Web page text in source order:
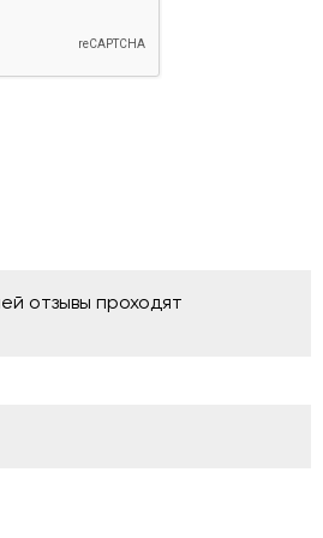
отзывы проходят